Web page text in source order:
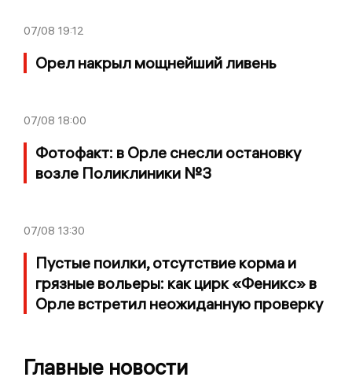
07/08 19:12
Орел накрыл мощнейший ливень
07/08 18:00
Фотофакт: в Орле снесли остановку
возле Поликлиники №3
07/08 13:30
Пустые поилки, отсутствие корма и
грязные вольеры: как цирк «Феникс» в
Орле встретил неожиданную проверку
Главные новости